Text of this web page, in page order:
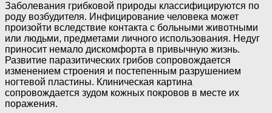
Заболевания грибковой природы классифицируются по
роду возбудителя. Инфицирование человека может
произойти вследствие контакта с больными животными
или людьми, предметами личного использования. Недуг
приносит немало дискомфорта в привычную жизнь.
Развитие паразитических грибов сопровождается
изменением строения и постепенным разрушением
ногтевой пластины. Клиническая картина
сопровождается зудом кожных покровов в месте их
поражения.